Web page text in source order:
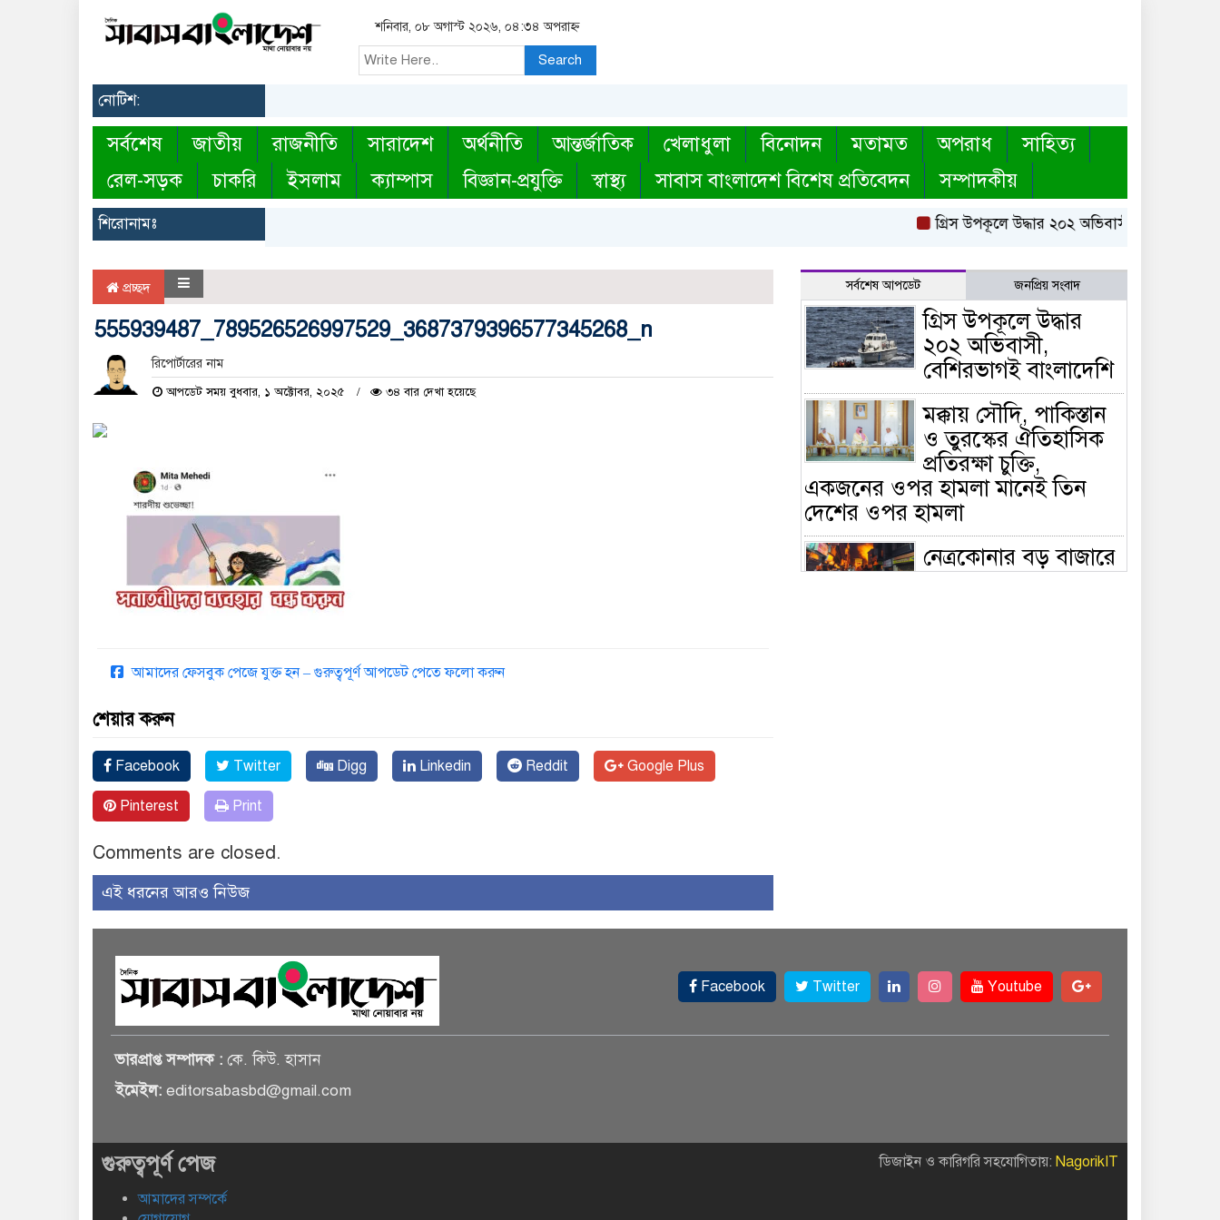
শনিবার, ০৮ অগাস্ট ২০২৬, ০৪:৩৪ অপরাহ্ন
Search
নোটিশ:
সর্বশেষ জাতীয় রাজনীতি সারাদেশ অর্থনীতি আন্তর্জাতিক খেলাধুলা বিনোদন মতামত অপরাধ
সাহিত্য
রেল-সড়ক
চাকরি ইসলাম ক্যাম্পাস বিজ্ঞান-প্রযুক্তি স্বাস্থ্য সাবাস বাংলাদেশ বিশেষ প্রতিবেদন সম্পাদকীয়
শিরোনামঃ গ্রিস উপকূলে উদ্ধার ২০২ অভিবাসী, বেশিরভাগই
প্রচ্ছদ
555939487_789526526997529_3687379396577345268_n
রিপোর্টারের নাম
আপডেট সময় বুধবার, ১ অক্টোবর, ২০২৫ ৩৪ বার দেখা হয়েছে
আমাদের ফেসবুক পেজে যুক্ত হন – গুরুত্বপূর্ণ আপডেট পেতে ফলো করুন
শেয়ার করুন
Facebook Twitter Digg Linkedin Reddit Google Plus
Pinterest Print
Comments are closed.
এই ধরনের আরও নিউজ
সর্বশেষ আপডেট জনপ্রিয় সংবাদ
গ্রিস উপকূলে উদ্ধার
২০২ অভিবাসী,
বেশিরভাগই বাংলাদেশি
মক্কায় সৌদি, পাকিস্তান
ও তুরস্কের ঐতিহাসিক
প্রতিরক্ষা চুক্তি,
একজনের ওপর হামলা মানেই তিন
দেশের ওপর হামলা
নেত্রকোনার বড় বাজারে
ভয়াবহ আগুন, পুড়ছে ৫
জাদুঘরে’ দর্শনার্থীদের
সেমিকন্ডাক্টর খাতে
সুখবর, আসছে বিশেষ
শিল্প, বড় বিনিয়োগ
Facebook Twitter Youtube
ভারপ্রাপ্ত সম্পাদক : কে. কিউ. হাসান
ইমেইল: editorsabasbd@gmail.com
গুরুত্বপূর্ণ পেজ
আমাদের সম্পর্কে
ডিজাইন ও কারিগরি সহযোগিতায়: NagorikIT